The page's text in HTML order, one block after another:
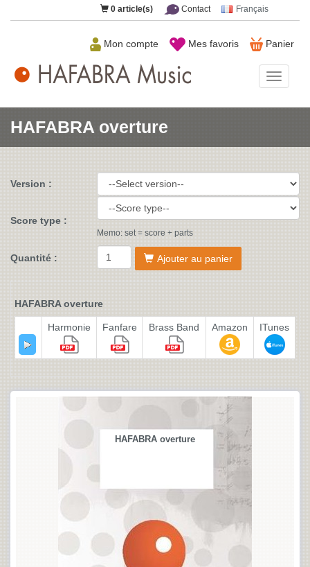
0 article(s) Contact Français
Panier
Mes favoris
Mon compte
Music
HAFABRA overture
Version :
Score type :
Memo: set = score + parts
Quantité : Ajouter au panier
HAFABRA overture
Harmonie Fanfare Brass Band Amazon ITunes
HAFABRA overture